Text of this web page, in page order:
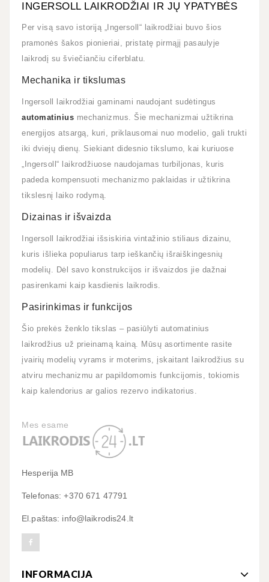
INGERSOLL LAIKRODŽIAI IR JŲ YPATYBĖS
Per visą savo istoriją „Ingersoll“ laikrodžiai buvo šios
pramonės šakos pionieriai, pristatę pirmąjį pasaulyje
laikrodį su šviečiančiu ciferblatu.
Mechanika ir tikslumas
Ingersoll laikrodžiai gaminami naudojant sudėtingus
automatinius mechanizmus. Šie mechanizmai užtikrina
energijos atsargą, kuri, priklausomai nuo modelio, gali trukti
iki dviejų dienų. Siekiant didesnio tikslumo, kai kuriuose
„Ingersoll“ laikrodžiuose naudojamas turbiljonas, kuris
padeda kompensuoti mechanizmo paklaidas ir užtikrina
tikslesnį laiko rodymą.
Dizainas ir išvaizda
Ingersoll laikrodžiai išsiskiria vintažinio stiliaus dizainu,
kuris išlieka populiarus tarp ieškančių išraiškingesnių
modelių. Dėl savo konstrukcijos ir išvaizdos jie dažnai
pasirenkami kaip kasdienis laikrodis.
Pasirinkimas ir funkcijos
Šio prekės ženklo tikslas – pasiūlyti automatinius
laikrodžius už prieinamą kainą. Mūsų asortimente rasite
įvairių modelių vyrams ir moterims, įskaitant laikrodžius su
atviru mechanizmu ar papildomomis funkcijomis, tokiomis
kaip kalendorius ar galios rezervo indikatorius.
Mes esame
Hesperija MB
Telefonas: +370 671 47791
El.paštas: info@laikrodis24.lt
INFORMACIJA